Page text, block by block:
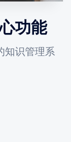
功能
知识管理系